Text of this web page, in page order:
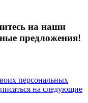
на наши
предложения!
персональных
на следующие